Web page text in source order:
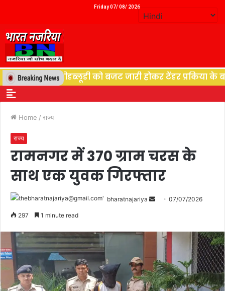
Friday 07/ 08/ 2026
विभाग पीडब्लूडी को बजट जारी होकर टेंडर प्रकिया के बाद
Home / राज्य
राज्य
रामनगर में 370 ग्राम चरस के
साथ एक युवक गिरफ्तार
bharatnajariya 07/07/2026
297 1 minute read